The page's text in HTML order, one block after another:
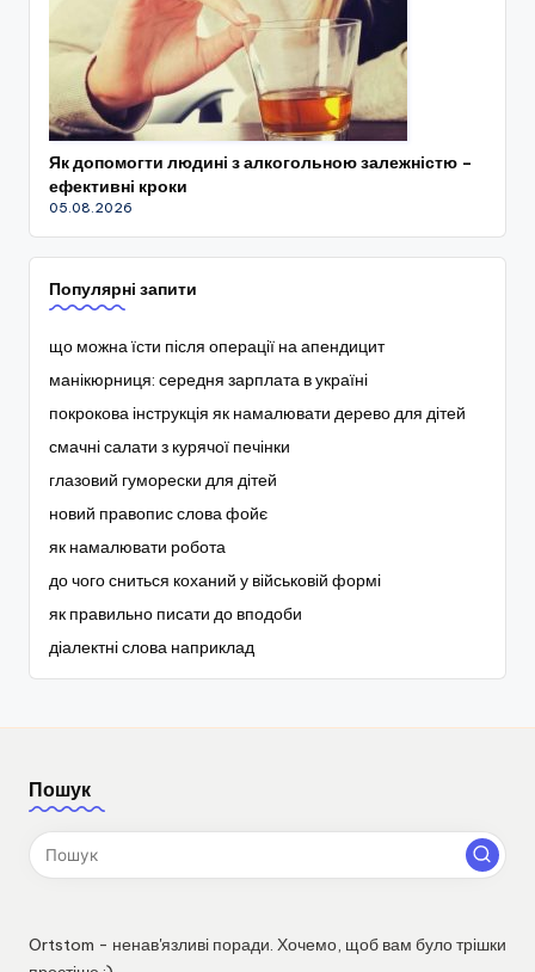
Як допомогти людині з алкогольною залежністю –
ефективні кроки
05.08.2026
Популярні запити
що можна їсти після операції на апендицит
манікюрниця: середня зарплата в україні
покрокова інструкція як намалювати дерево для дітей
смачні салати з курячої печінки
глазовий гуморески для дітей
новий правопис слова фойє
як намалювати робота
до чого сниться коханий у військовій формі
як правильно писати до вподоби
діалектні слова наприклад
Пошук
Ortstom - ненав'язливі поради. Хочемо, щоб вам було трішки